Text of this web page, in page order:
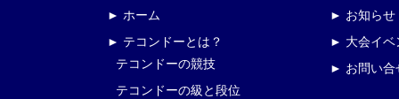
► ホーム
► テコンドーとは？
テコンドーの競技
テコンドーの級と段位
► お知らせ
► 大会イベ
► お問い合